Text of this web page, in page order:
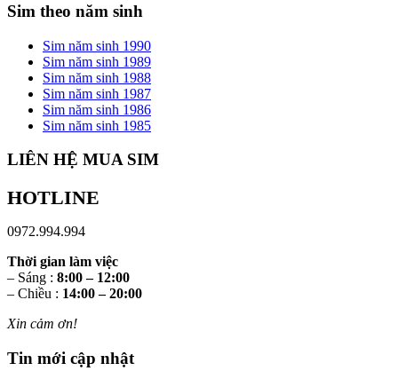
Sim theo năm sinh
Sim năm sinh 1990
Sim năm sinh 1989
Sim năm sinh 1988
Sim năm sinh 1987
Sim năm sinh 1986
Sim năm sinh 1985
LIÊN HỆ MUA SIM
HOTLINE
0972.994.994
Thời gian làm việc
– Sáng : 8:00 – 12:00
– Chiều : 14:00 – 20:00
Xin cảm ơn!
Tin mới cập nhật